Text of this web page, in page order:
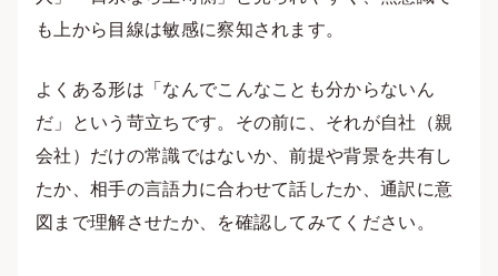
も上から目線は敏感に察知されます。
よくある形は「なんでこんなことも分からないん
だ」という苛立ちです。その前に、それが自社（親
会社）だけの常識ではないか、前提や背景を共有し
たか、相手の言語力に合わせて話したか、通訳に意
図まで理解させたか、を確認してみてください。